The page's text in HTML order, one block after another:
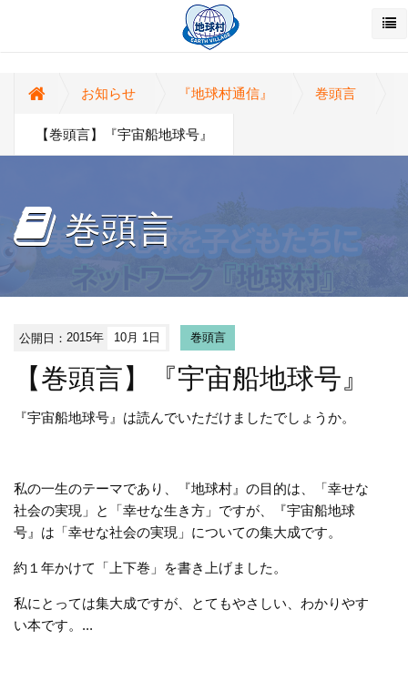
お知らせ 『地球村通信』 巻頭言
【巻頭言】『宇宙船地球号』
巻頭言
公開日：2015年 10月 1日 巻頭言
【巻頭言】『宇宙船地球号』
『宇宙船地球号』は読んでいただけましたでしょうか。
私の一生のテーマであり、『地球村』の目的は、「幸せな
社会の実現」と「幸せな生き方」ですが、『宇宙船地球
号』は「幸せな社会の実現」についての集大成です。
約１年かけて「上下巻」を書き上げました。
私にとっては集大成ですが、とてもやさしい、わかりやす
い本です。...